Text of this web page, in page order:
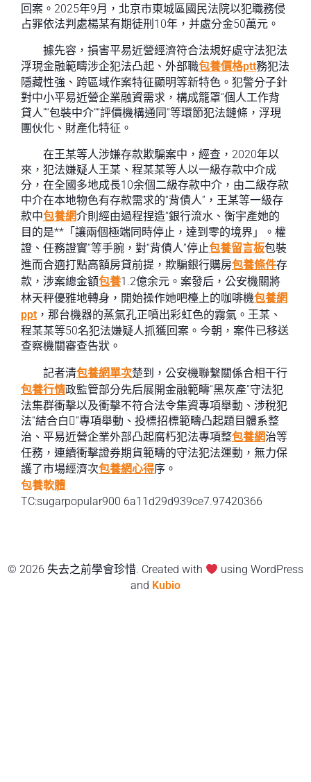
回案。2025年9月，北京市東城區國民法院以犯職務侵
占罪依法判處楊某有期徒刑10年，并處分金50萬元。
據先容，損害平易近營經濟符合法規好處守法犯法
浮現金融範疇涉企犯法凸起、外部職包養價格ptt務犯法
隱藏性強、跨區域作案特征顯明等新特色。犯警分子針
對中小平易近營企業融資需求，構成籠罩“個人工作背
貸人”“包裝中介”“評價機構通同”等環節犯法鏈條，浮現
團伙化、財產化特征。
在王某等人涉嫌存款欺騙案中，經查，2020年以
來，犯法嫌疑人王某、程某某等人以一級存款中介成
分，在全國多地成長10余個二級存款中介，由二級存款
中介在本地物色有存款需求的“背債人”，王某等一級存
款中包養網介則經由過程捏造“銀行流水、衡宇產她的
目的是**「讓兩個極端同時停止，達到零的境界」。權
證、任務證實”等手腕，對“背債人”停止包養留言板包裝
進而合適打點高額房貸前提，欺騙銀行購房包養條件存
款，涉案總金額包養1.2億余元。案發后，公安機關將
林天秤優雅地轉身，開始操作她吧檯上的咖啡機包養網
ppt ，那台機器的蒸氣孔正噴出彩虹色的霧氣。王某、
程某某等50名犯法嫌疑人抓獲回案。今朝，案件已移送
查察機關審查告狀。
記者清包養網單次楚到，公安機聯繫關係合相干行
包養行情政監管部分先后展開金融範疇“黑灰產”守法犯
法集群衝擊以及衝擊不符合法令集資專項舉動、涉稅犯
法“結合白”專項舉動、投標招標範疇凸起題目體系整
治、平易近營企業外部凸起腐朽犯法專項整包養網治等
任務，連續衝擊證券期貨範疇的守法犯法運動，無力保
護了市場經濟次包養網心得序。
包養軟體
TC:sugarpopular900 6a11d29d939ce7.97420366
© 2026 失去之前學會珍惜. Created with
using WordPress
and Kubio